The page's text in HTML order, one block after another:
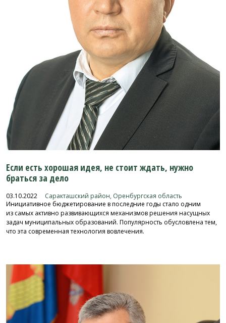
Если есть хорошая идея, не стоит ждать, нужно
браться за дело
03.10.2022 Саракташский район, Оренбургская область
Инициативное бюджетирование впоследние годы стало одним
из самых активно развивающихся механизмов решения насущных
задач муниципальных образований. Популярность обусловлена тем,
что эта современная технология вовлечения.